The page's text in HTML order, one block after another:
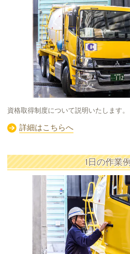
資格取得制度について説明いたします。
詳細はこちらへ
1日の作業例